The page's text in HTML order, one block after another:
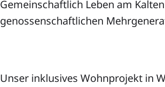
Gemeinschaftlich Leben am
genossenschaftlichen
Unser inklusives Wohnprojekt in